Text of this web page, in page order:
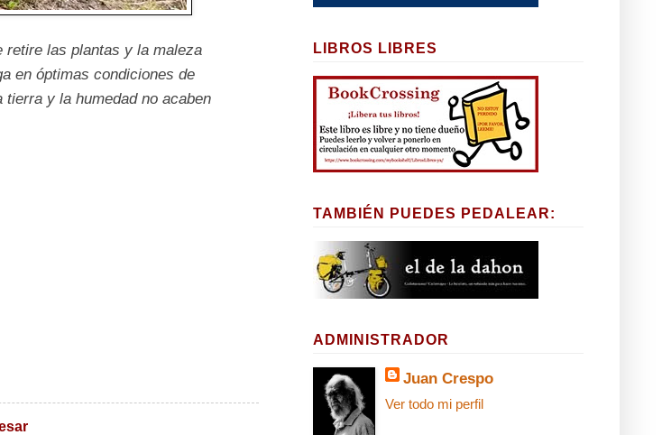
retire las plantas y la maleza
en óptimas condiciones de
y la humedad no acaben
LIBROS LIBRES
TAMBIÉN PUEDES PEDALEAR:
ADMINISTRADOR
Juan Crespo
Ver todo mi perfil